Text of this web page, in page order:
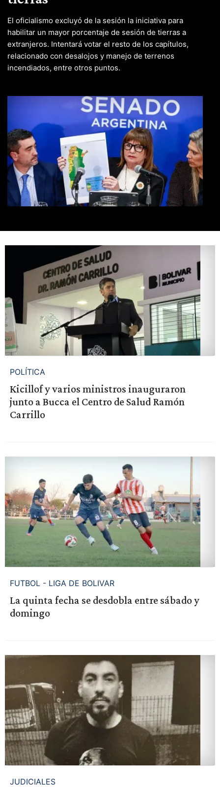
El oficialismo excluyó de la sesión la iniciativa para
habilitar un mayor porcentaje de sesión de tierras a
extranjeros. Intentará votar el resto de los capítulos,
relacionado con desalojos y manejo de terrenos
incendiados, entre otros puntos.
POLÍTICA
Kicillof y varios ministros inauguraron
junto a Bucca el Centro de Salud Ramón
Carrillo
FUTBOL - LIGA DE BOLIVAR
La quinta fecha se desdobla entre sábado y
domingo
JUDICIALES